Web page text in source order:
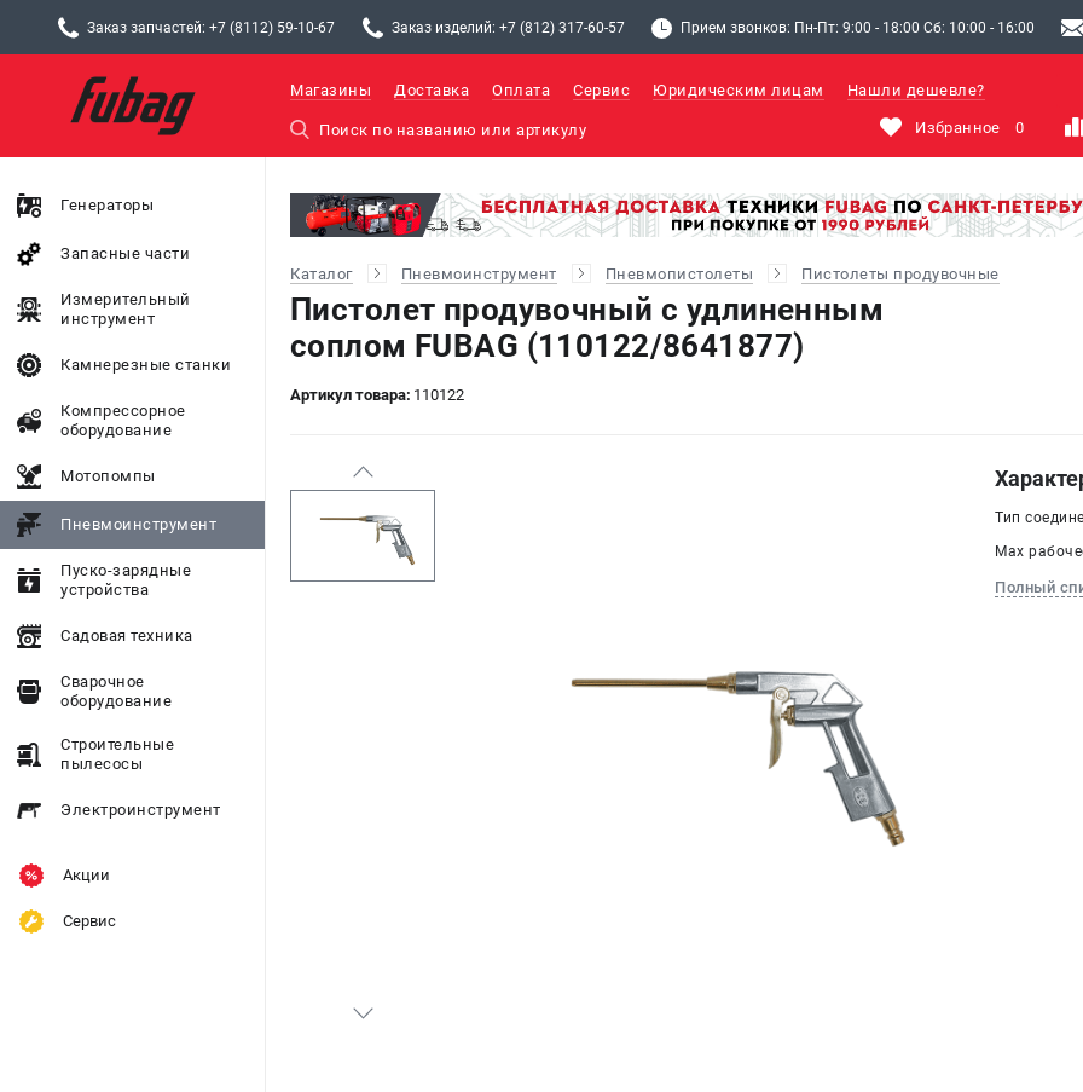
Заказ запчастей: +7 (8112) 59-10-67 Заказ изделий: +7 (812) 317-60-57 Прием звонков: Пн-Пт: 9:00 - 18:00 Сб: 10:00 - 16:00
Магазины Доставка Оплата Сервис Юридическим лицам Нашли дешевле?
Избранное 0
Генераторы
Запасные части
Измерительный
инструмент
Камнерезные станки
Компрессорное
оборудование
Мотопомпы
Пневмоинструмент
Пуско-зарядные
устройства
Садовая техника
Сварочное
оборудование
Строительные
пылесосы
Электроинструмент
Акции
Сервис
Каталог Пневмоинструмент Пневмопистолеты Пистолеты продувочные
Пистолет продувочный с удлиненным
соплом FUBAG (110122/8641877)
Артикул товара: 110122
Тип
Max
Полный